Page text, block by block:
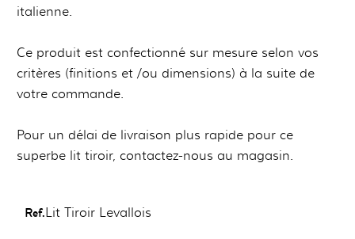
italienne.
Ce produit est confectionné sur mesure selon vos
critères (finitions et /ou dimensions) à la suite de
votre commande.
Pour un délai de livraison plus rapide pour ce
superbe lit tiroir, contactez-nous au magasin.
Ref.Lit Tiroir Levallois